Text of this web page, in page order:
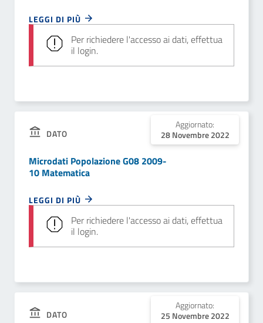
LEGGI DI PIÙ
Per richiedere l'accesso ai dati, effettua
il login.
DATO
Aggiornato:
28 Novembre 2022
Microdati Popolazione G08 2009-
10 Matematica
LEGGI DI PIÙ
Per richiedere l'accesso ai dati, effettua
il login.
DATO
Aggiornato:
25 Novembre 2022